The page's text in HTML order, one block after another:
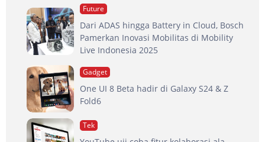
Future
Dari ADAS hingga Battery in Cloud, Bosch
Pamerkan Inovasi Mobilitas di Mobility
Live Indonesia 2025
Gadget
One UI 8 Beta hadir di Galaxy S24 & Z
Fold6
Tek